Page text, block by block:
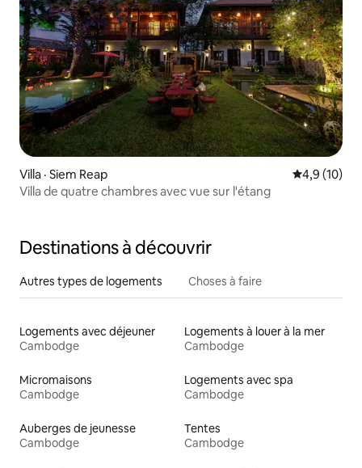
Villa · Siem Reap Note
4,9 (10)
Villa de quatre chambres avec vue sur l'étang
Destinations à découvrir
Autres types de logements Choses à faire
Logements avec déjeuner
Cambodge
Logements à louer à la mer
Cambodge
Micromaisons
Cambodge
Logements avec spa
Cambodge
Auberges de jeunesse
Cambodge
Tentes
Cambodge